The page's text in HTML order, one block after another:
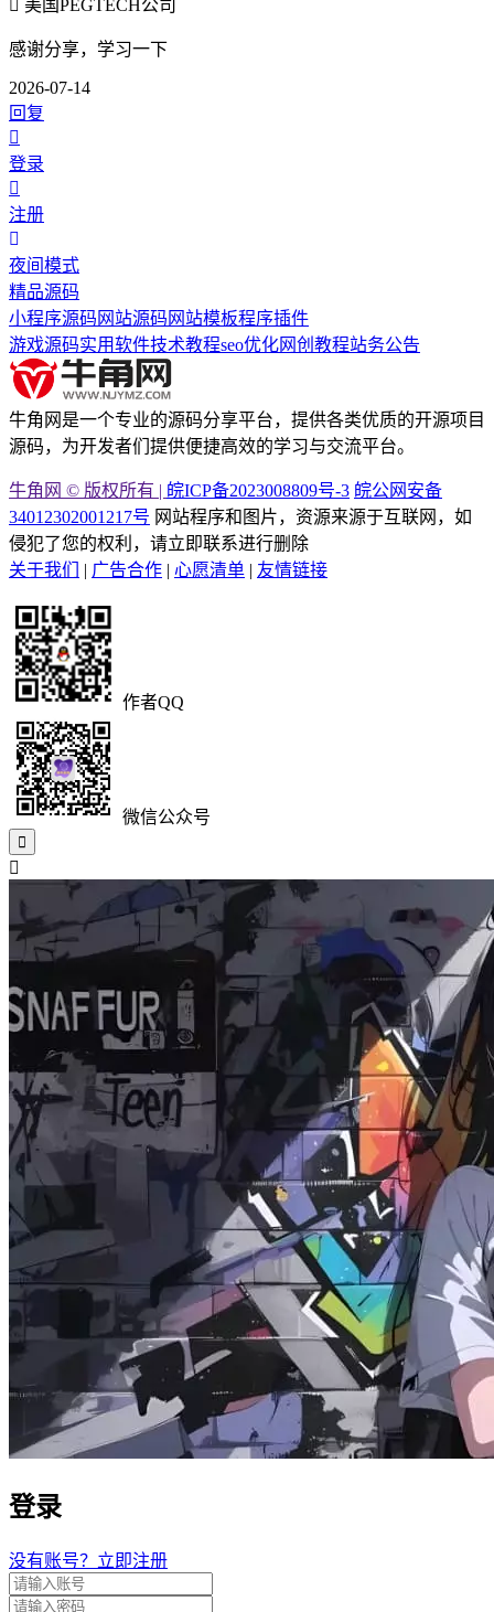
美国PEGTECH公司
感谢分享，学习一下
2026-07-14
回复
登录
注册
夜间模式
精品源码
小程序源码 网站源码 网站模板程序插件
游戏源码实用软件技术教程seo优化网创教程站务公告
牛角网是一个专业的源码分享平台，提供各类优质的开源项目
源码，为开发者们提供便捷高效的学习与交流平台。
牛角网 © 版权所有 | 皖ICP备2023008809号-3 皖公网安备
34012302001217号 网站程序和图片，资源来源于互联网，如
侵犯了您的权利，请立即联系进行删除
关于我们
| 广告合作 | 心愿清单 | 友情链接
作者QQ
微信公众号
登录
没有账号？立即注册